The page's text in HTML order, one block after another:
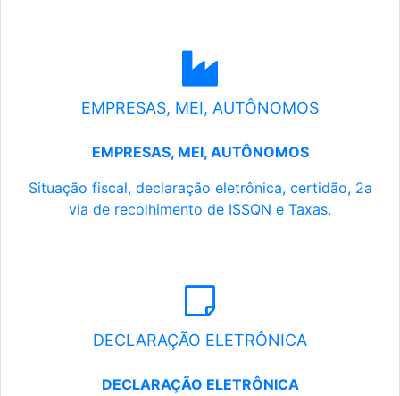
EMPRESAS, MEI, AUTÔNOMOS
EMPRESAS, MEI, AUTÔNOMOS
Situação fiscal, declaração eletrônica, certidão, 2a
via de recolhimento de ISSQN e Taxas.
DECLARAÇÃO ELETRÔNICA
DECLARAÇÃO ELETRÔNICA